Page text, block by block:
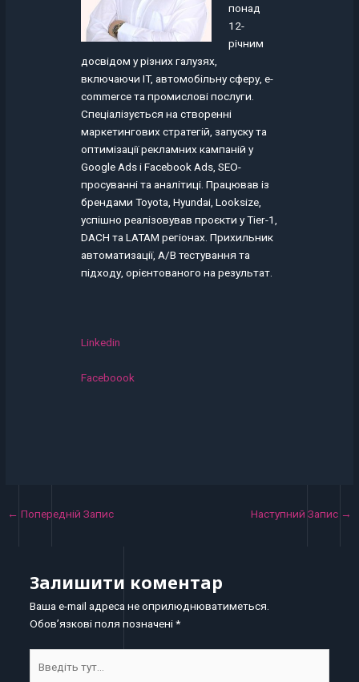
понад
12-
річним
досвідом у різних галузях,
включаючи IT, автомобільну сферу, e-
commerce та промислові послуги.
Спеціалізується на створенні
маркетингових стратегій, запуску та
оптимізації рекламних кампаній у
Google Ads і Facebook Ads, SEO-
просуванні та аналітиці. Працював із
брендами Toyota, Hyundai, Looksize,
успішно реалізовував проєкти у Tier-1,
DACH та LATAM регіонах. Прихильник
автоматизації, A/B тестування та
підходу, орієнтованого на результат.
Linkedin
Faceboook
← Попередній Запис Наступний Запис →
Залишити коментар
Ваша e-mail адреса не оприлюднюватиметься.
Обов’язкові поля позначені*
тут...